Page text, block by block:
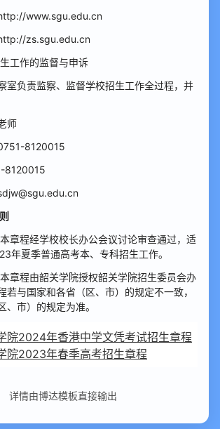
www.sgu.edu.cn
zs.sgu.edu.cn
工作的监督与申诉
室负责监察、监督学校招生工作全过程，并
师
8120015
8120015
章程经学校校长办公会议讨论审查通过，适
年夏季普通高考本、专科招生工作。
章程由韶关学院授权韶关学院招生委员会办
若与国家和各省（区、市）的规定不一致，
、市）的规定为准。
院2024年香港中学文凭考试招生章程
院2023年春季高考招生章程
详情由博达模板直接输出